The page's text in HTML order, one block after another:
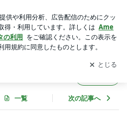
ブログの更新通知
を受け取りまし
開く
一覧 次の記事へ